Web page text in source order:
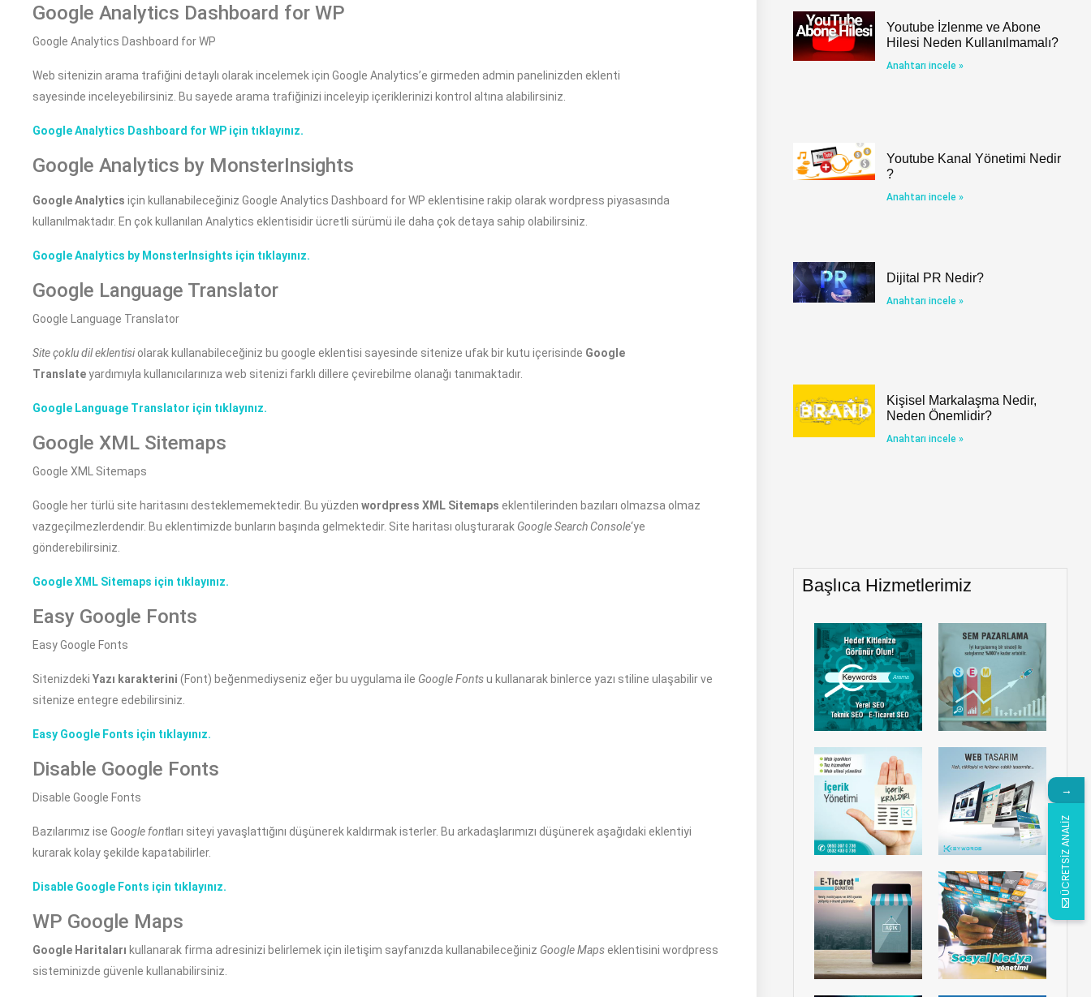
Google Analytics Dashboard for WP
Google Analytics Dashboard for WP
Web sitenizin arama trafiğini detaylı olarak incelemek için Google Analytics’e girmeden admin panelinizden eklenti
sayesinde inceleyebilirsiniz. Bu sayede arama trafiğinizi inceleyip içeriklerinizi kontrol altına alabilirsiniz.
Google Analytics Dashboard for WP için tıklayınız.
Google Analytics by MonsterInsights
Google Analytics için kullanabileceğiniz Google Analytics Dashboard for WP eklentisine rakip olarak wordpress piyasasında
kullanılmaktadır. En çok kullanılan Analytics eklentisidir ücretli sürümü ile daha çok detaya sahip olabilirsiniz.
Google Analytics by MonsterInsights için tıklayınız.
Google Language Translator
Google Language Translator
Site çoklu dil eklentisi olarak kullanabileceğiniz bu google eklentisi sayesinde sitenize ufak bir kutu içerisinde Google
Translateyardımıyla kullanıcılarınıza web sitenizi farklı dillere çevirebilme olanağı tanımaktadır.
Google Language Translator için tıklayınız.
Google XML Sitemaps
Google XML Sitemaps
Google her türlü site haritasını desteklememektedir. Bu yüzden wordpress XML Sitemaps eklentilerinden bazıları olmazsa olmaz
vazgeçilmezlerdendir. Bu eklentimizde bunların başında gelmektedir. Site haritası oluşturarak Google Search Console‘ye
gönderebilirsiniz.
Google XML Sitemaps için tıklayınız.
Easy Google Fonts
Easy Google Fonts
Sitenizdeki Yazı karakterini (Font) beğenmediyseniz eğer bu uygulama ile Google Fontsu kullanarak binlerce yazı stiline ulaşabilir ve
sitenize entegre edebilirsiniz.
Easy Google Fonts için tıklayınız.
Disable Google Fonts
Disable Google Fonts
Bazılarımız ise Google fontları siteyi yavaşlattığını düşünerek kaldırmak isterler. Bu arkadaşlarımızı düşünerek aşağıdaki eklentiyi
kurarak kolay şekilde kapatabilirler.
Disable Google Fonts için tıklayınız.
WP Google Maps
Google Haritaları kullanarak firma adresinizi belirlemek için iletişim sayfanızda kullanabileceğiniz Google Mapseklentisini wordpress
sisteminizde güvenle kullanabilirsiniz.
Youtube İzlenme ve Abone
Hilesi Neden Kullanılmamalı?
Anahtarı incele »
Youtube Kanal Yönetimi Nedir
?
Anahtarı incele »
Dijital PR Nedir?
Anahtarı incele »
Kişisel Markalaşma Nedir,
Neden Önemlidir?
Anahtarı incele »
Başlıca Hizmetlerimiz
→
ÜCRETSİZ ANALİZ